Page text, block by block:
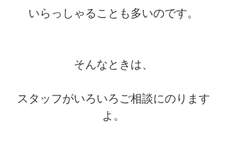
いらっしゃることも多いのです。
そんなときは、
スタッフがいろいろご相談にのります
よ。